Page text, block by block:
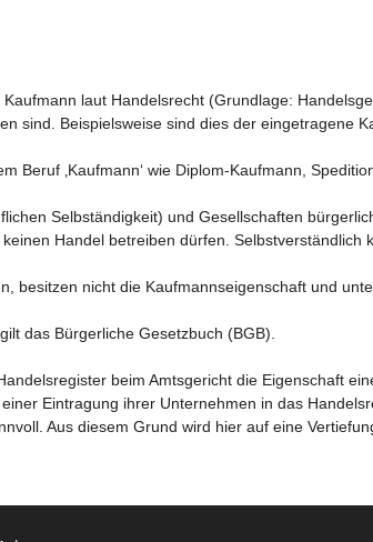
laut Handelsrecht (Grundlage:
sind. Beispielsweise sind dies der eingetragene
Beruf ‚Kaufmann‘ wie Diplom-Kaufmann,
Selbständigkeit) und Gesellschaften
Handel betreiben dürfen. Selbstverständlich
besitzen nicht die Kaufmannseigenschaft und
das Bürgerliche Gesetzbuch (BGB).
beim Amtsgericht die Eigenschaft
Eintragung ihrer Unternehmen in das
Aus diesem Grund wird hier auf eine